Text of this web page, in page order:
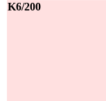
K6/200